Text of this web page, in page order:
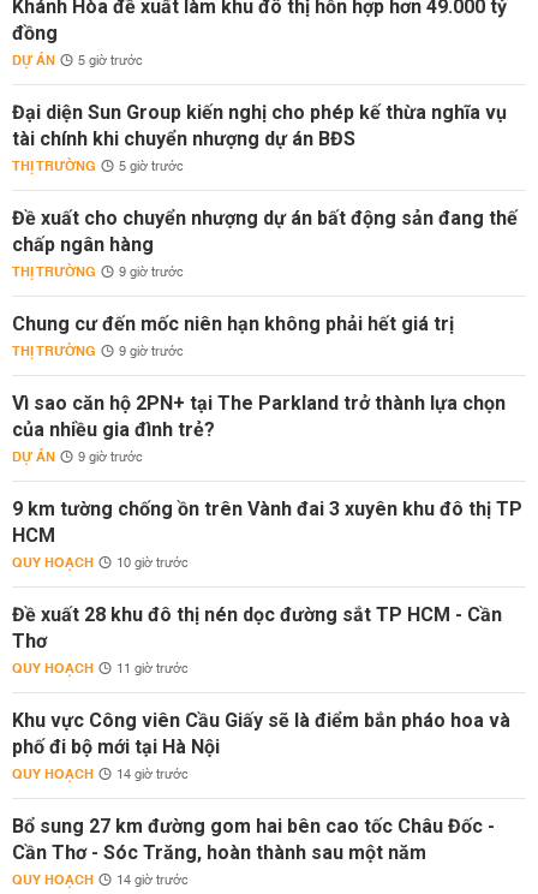
Khánh Hòa đề xuất làm khu đô thị hỗn hợp hơn 49.000 tỷ
đồng
DỰ ÁN 5 giờ trước
Đại diện Sun Group kiến nghị cho phép kế thừa nghĩa vụ
tài chính khi chuyển nhượng dự án BĐS
THỊ TRƯỜNG 5 giờ trước
Đề xuất cho chuyển nhượng dự án bất động sản đang thế
chấp ngân hàng
THỊ TRƯỜNG 9 giờ trước
Chung cư đến mốc niên hạn không phải hết giá trị
THỊ TRƯỜNG 9 giờ trước
Vì sao căn hộ 2PN+ tại The Parkland trở thành lựa chọn
của nhiều gia đình trẻ?
DỰ ÁN 9 giờ trước
9 km tường chống ồn trên Vành đai 3 xuyên khu đô thị TP
HCM
QUY HOẠCH 10 giờ trước
Đề xuất 28 khu đô thị nén dọc đường sắt TP HCM - Cần
Thơ
QUY HOẠCH 11 giờ trước
Khu vực Công viên Cầu Giấy sẽ là điểm bắn pháo hoa và
phố đi bộ mới tại Hà Nội
QUY HOẠCH 14 giờ trước
Bổ sung 27 km đường gom hai bên cao tốc Châu Đốc -
Cần Thơ - Sóc Trăng, hoàn thành sau một năm
QUY HOẠCH 14 giờ trước